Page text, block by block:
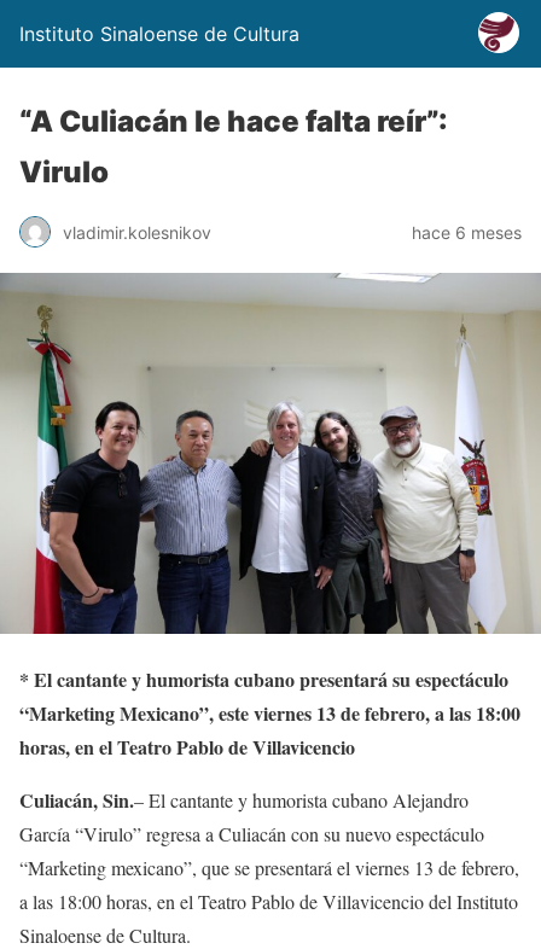
Instituto Sinaloense de Cultura
“A Culiacán le hace falta reír”:
Virulo
vladimir.kolesnikov hace 6 meses
* El cantante y humorista cubano presentará su espectáculo
“Marketing Mexicano”, este viernes 13 de febrero, a las 18:00
horas, en el Teatro Pablo de Villavicencio
Culiacán, Sin.– El cantante y humorista cubano Alejandro
García “Virulo” regresa a Culiacán con su nuevo espectáculo
“Marketing mexicano”, que se presentará el viernes 13 de febrero,
a las 18:00 horas, en el Teatro Pablo de Villavicencio del Instituto
Sinaloense de Cultura.